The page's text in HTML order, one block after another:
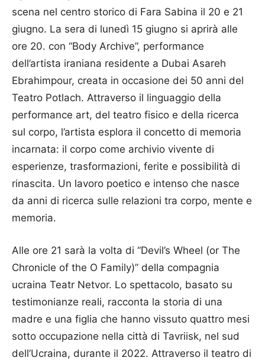
scena nel centro storico di Fara Sabina il 20 e 21
giugno. La sera di lunedì 15 giugno si aprirà alle
ore 20. con “Body Archive”, performance
dell’artista iraniana residente a Dubai Asareh
Ebrahimpour, creata in occasione dei 50 anni del
Teatro Potlach. Attraverso il linguaggio della
performance art, del teatro fisico e della ricerca
sul corpo, l’artista esplora il concetto di memoria
incarnata: il corpo come archivio vivente di
esperienze, trasformazioni, ferite e possibilità di
rinascita. Un lavoro poetico e intenso che nasce
da anni di ricerca sulle relazioni tra corpo, mente e
memoria.
Alle ore 21 sarà la volta di “Devil’s Wheel (or The
Chronicle of the O Family)” della compagnia
ucraina Teatr Netvor. Lo spettacolo, basato su
testimonianze reali, racconta la storia di una
madre e una figlia che hanno vissuto quattro mesi
sotto occupazione nella città di Tavriisk, nel sud
dell’Ucraina, durante il 2022. Attraverso il teatro di